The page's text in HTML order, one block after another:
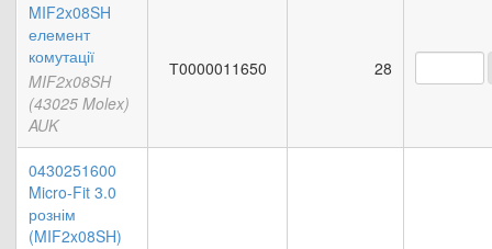
MIF2x08SH
елемент
комутації
MIF2x08SH
(43025 Molex)
AUK
Т0000011650 28
0430251600
Micro-Fit 3.0
рознім
(MIF2x08SH)